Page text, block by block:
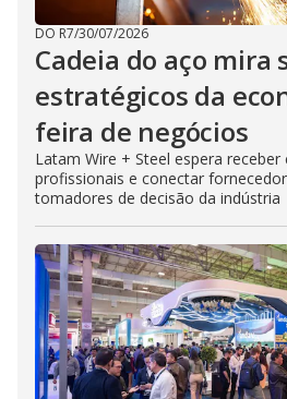
DO R7/30/07/2026
Cadeia do aço mira
estratégicos da
feira de negócios
Latam Wire + Steel espera receber
profissionais e conectar
tomadores de decisão da indústria